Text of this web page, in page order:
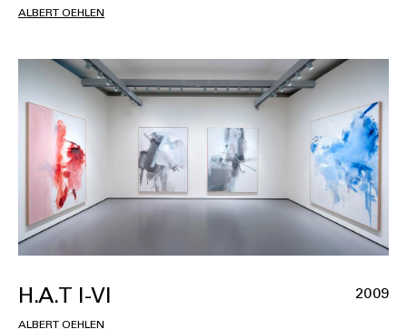
ALBERT OEHLEN
H.A.T I-VI 2009
ALBERT OEHLEN